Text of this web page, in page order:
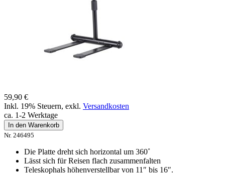
59,90 €
Inkl. 19% Steuern, exkl. Versandkosten
ca. 1-2 Werktage
In den Warenkorb
Nr. 246495
Die Platte dreht sich horizontal um 360˚
Lässt sich für Reisen flach zusammenfalten
Teleskophals höhenverstellbar von 11″ bis 16″.